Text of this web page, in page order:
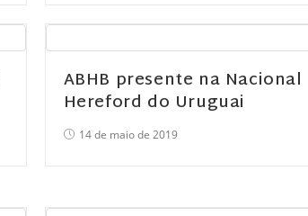
ABHB presente na Nacional
Hereford do Uruguai
14 de maio de 2019